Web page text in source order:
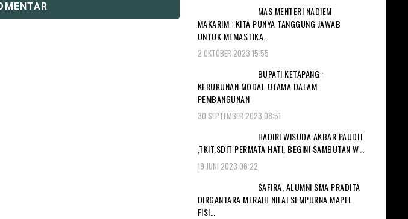
MAS MENTERI NADIEM
MAKARIM : KITA PUNYA TANGGUNG JAWAB
UNTUK MEMASTIKA…
2 OKTOBER 2023 15:55
BUPATI KETAPANG :
KERUKUNAN MODAL UTAMA DALAM
PEMBANGUNAN
30 SEPTEMBER 2023 08:51
HADIRI WISUDA AKBAR PAUDIT
,TKIT,SDIT PERMATA HATI, BEGINI SAMBUTAN W…
19 JUNI 2023 06:22
SAFIRA, ALUMNI SMA PRADITA
DIRGANTARA MERAIH NILAI SEMPURNA MAPEL
FISI…